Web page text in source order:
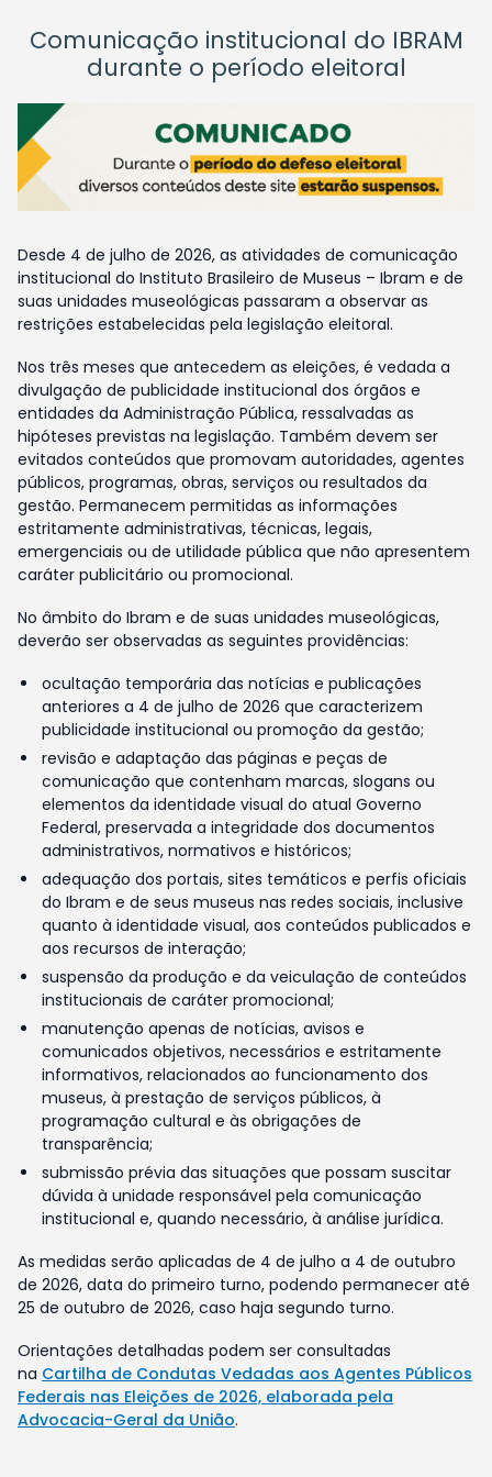
Comunicação institucional do IBRAM
durante o período eleitoral
Desde 4 de julho de 2026, as atividades de comunicação
institucional do Instituto Brasileiro de Museus – Ibram e de
suas unidades museológicas passaram a observar as
restrições estabelecidas pela legislação eleitoral.
Nos três meses que antecedem as eleições, é vedada a
divulgação de publicidade institucional dos órgãos e
entidades da Administração Pública, ressalvadas as
hipóteses previstas na legislação. Também devem ser
evitados conteúdos que promovam autoridades, agentes
públicos, programas, obras, serviços ou resultados da
gestão. Permanecem permitidas as informações
estritamente administrativas, técnicas, legais,
emergenciais ou de utilidade pública que não apresentem
caráter publicitário ou promocional.
No âmbito do Ibram e de suas unidades museológicas,
deverão ser observadas as seguintes providências:
ocultação temporária das notícias e publicações
anteriores a 4 de julho de 2026 que caracterizem
publicidade institucional ou promoção da gestão;
revisão e adaptação das páginas e peças de
comunicação que contenham marcas, slogans ou
elementos da identidade visual do atual Governo
Federal, preservada a integridade dos documentos
administrativos, normativos e históricos;
adequação dos portais, sites temáticos e perfis oficiais
do Ibram e de seus museus nas redes sociais, inclusive
quanto à identidade visual, aos conteúdos publicados e
aos recursos de interação;
suspensão da produção e da veiculação de conteúdos
institucionais de caráter promocional;
manutenção apenas de notícias, avisos e
comunicados objetivos, necessários e estritamente
informativos, relacionados ao funcionamento dos
museus, à prestação de serviços públicos, à
programação cultural e às obrigações de
transparência;
submissão prévia das situações que possam suscitar
dúvida à unidade responsável pela comunicação
institucional e, quando necessário, à análise jurídica.
As medidas serão aplicadas de 4 de julho a 4 de outubro
de 2026, data do primeiro turno, podendo permanecer até
25 de outubro de 2026, caso haja segundo turno.
Orientações detalhadas podem ser consultadas
na Cartilha de Condutas Vedadas aos Agentes Públicos
Federais nas Eleições de 2026, elaborada pela
Advocacia-Geral da União.